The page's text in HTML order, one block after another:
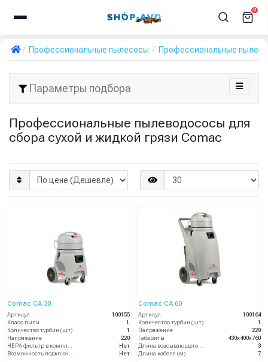
0
Профессиональные пылесосы Профессиональные
Параметры подбора
Профессиональные пылеводососы для
сбора сухой и жидкой грязи Comac
Comac CA 30
Артикул
100155
Класс пыли
Количество турбин (шт)
1
Напряжение
220
Нет
Нет
Comac CA 60
Артикул
100164
Количество турбин (шт)
1
Напряжение
220
Габариты
430х400х760
3
Длина кабеля (м)
7